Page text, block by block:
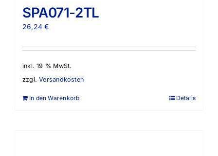
SPA071-2TL
26,24€
inkl. 19 % MwSt.
zzgl.Versandkosten
In den Warenkorb Details